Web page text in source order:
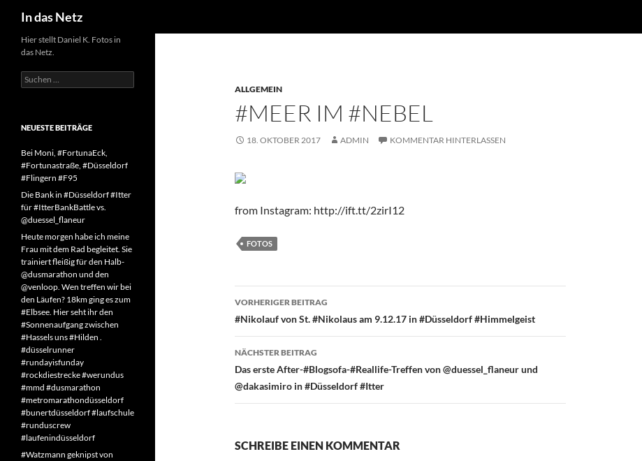
Inhalt
springen
In das Netz
ALLGEMEIN
#MEER IM #NEBEL
18. OKTOBER 2017 ADMIN KOMMENTAR HINTERLASSEN
from Instagram: http://ift.tt/2zirI12
FOTOS
Beitragsnavigation
VORHERIGER BEITRAG
#Nikolauf von St. #Nikolaus am 9.12.17 in #Düsseldorf #Himmelgeist
NÄCHSTER BEITRAG
Das erste After-#Blogsofa-#Reallife-Treffen von @duessel_flaneur und
@dakasimiro in #Düsseldorf #Itter
SCHREIBE EINEN KOMMENTAR
Hier stellt Daniel K. Fotos in
das Netz.
Suchen
nach:
NEUESTE BEITRÄGE
Bei Moni, #FortunaEck,
#Fortunastraße, #Düsseldorf
#Flingern #F95
Die Bank in #Düsseldorf #Itter
für #ItterBankBattle vs.
@duessel_flaneur
Heute morgen habe ich meine
Frau mit dem Rad begleitet. Sie
trainiert fleißig für den Halb-
@dusmarathon und den
@venloop. Wen treffen wir bei
den Läufen? 18km ging es zum
#Elbsee. Hier seht ihr den
#Sonnenaufgang zwischen
#Hassels uns #Hilden .
#düsselrunner
#rundayisfunday
#rockdiestrecke #werundus
#mmd #dusmarathon
#metromarathondüsseldorf
#bunertdüsseldorf #laufschule
#runduscrew
#laufenindüsseldorf
#Watzmann geknipst von